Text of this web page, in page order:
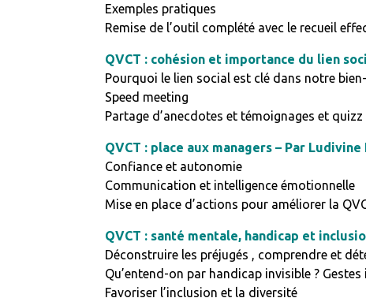
Exemples pratiques
Remise de l’outil complété avec le recueil
QVCT : cohésion et importance du lien
Pourquoi le lien social est clé dans notre
Speed meeting
Partage d’anecdotes et témoignages et quizz
QVCT : place aux managers – Par Ludivine
Confiance et autonomie
Communication et intelligence émotionnelle
Mise en place d’actions pour améliorer la
QVCT : santé mentale, handicap et
Déconstruire les préjugés , comprendre et
Qu’entend-on par handicap invisible ?
Favoriser l’inclusion et la diversité